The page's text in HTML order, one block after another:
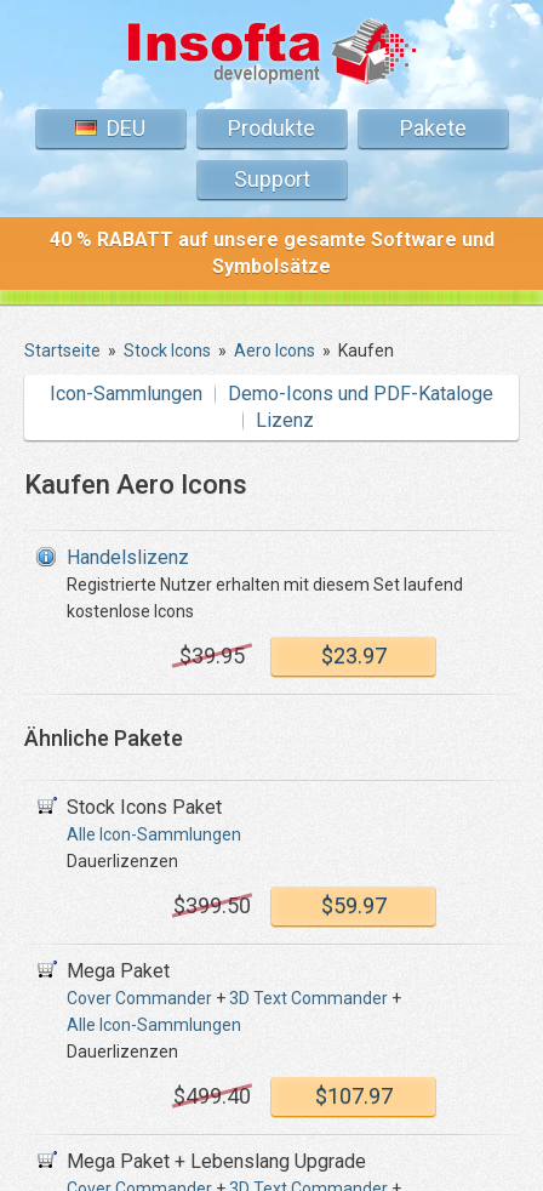
DEU Produkte
Pakete
Support
40 % RABATT auf unsere gesamte Software und
Symbolsätze
Startseite » Stock Icons » Aero Icons » Kaufen
Icon-Sammlungen
Demo-Icons und PDF-Kataloge
Lizenz
Kaufen Aero Icons
Handelslizenz
Registrierte Nutzer erhalten mit diesem Set laufend
kostenlose Icons
$39.95 $23.97
Ähnliche Pakete
Stock Icons Paket
Alle Icon-Sammlungen
Dauerlizenzen
$399.50 $59.97
Mega Paket
Cover Commander +3D Text Commander +
Alle Icon-Sammlungen
Dauerlizenzen
$499.40 $107.97
Mega Paket + Lebenslang Upgrade